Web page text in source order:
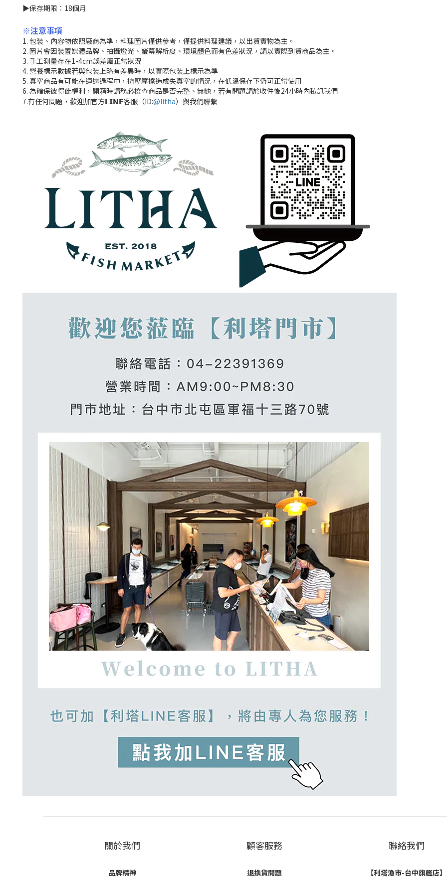
▶保存期限：18個月
※注意事項
1. 包裝、內容物依照廠商為準，料理圖片僅供參考，僅提供料理建議，以出貨實物為主。
2. 圖片會因裝置媒體品牌、拍攝燈光、螢幕解析度、環境顏色而有色差狀況，請以實際到貨商品為主。
3. 手工測量存在1-4cm誤差屬正常狀況
4. 營養標示數據若與包裝上略有差異時，以實際包裝上標示為準
5. 真空商品有可能在運送過程中，擠壓摩擦造成失真空的情況，在低溫保存下仍可正常使用
6. 為確保彼得此權利，開箱時請務必檢查商品是否完整、無缺，若有問題請於收件後24小時內私訊我們
7.有任何問題，歡迎加官方𝗟𝗜𝗡𝗘客服（ID:@litha）與我們聯繫
關於我們
品牌精神
顧客服務
退換貨問題
聯絡我們
【利塔漁市-台中旗艦店】